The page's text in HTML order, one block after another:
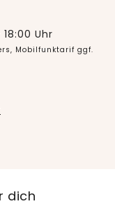
Uhr
Mobilfunktarif ggf.
dich